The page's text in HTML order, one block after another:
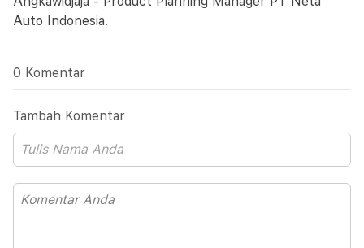
Auto Indonesia.
0 Komentar
Tambah Komentar